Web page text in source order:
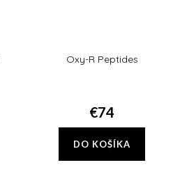
Oxy-R Peptides
€74
DO KOŠÍKA